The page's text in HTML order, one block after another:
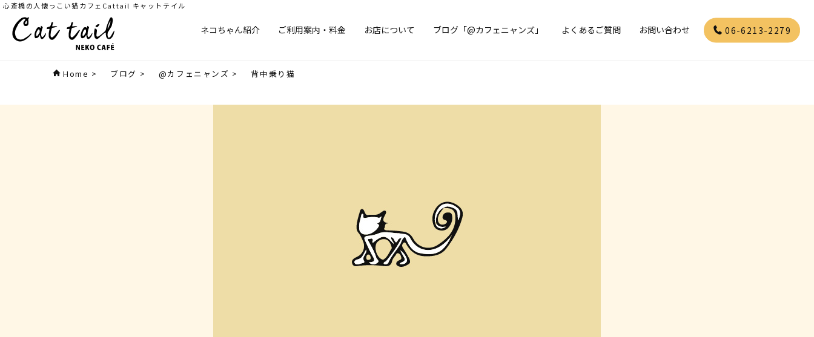
心斎橋の人懐っこい猫カフェCattail キャットテイル
ネコちゃん紹介 ご利用案内・料金 お店について ブログ「@カフェニャンズ」 よくあるご質問 お問い合わせ 06-6213-2279
Home > ブログ > @カフェニャンズ > 背中乗り猫